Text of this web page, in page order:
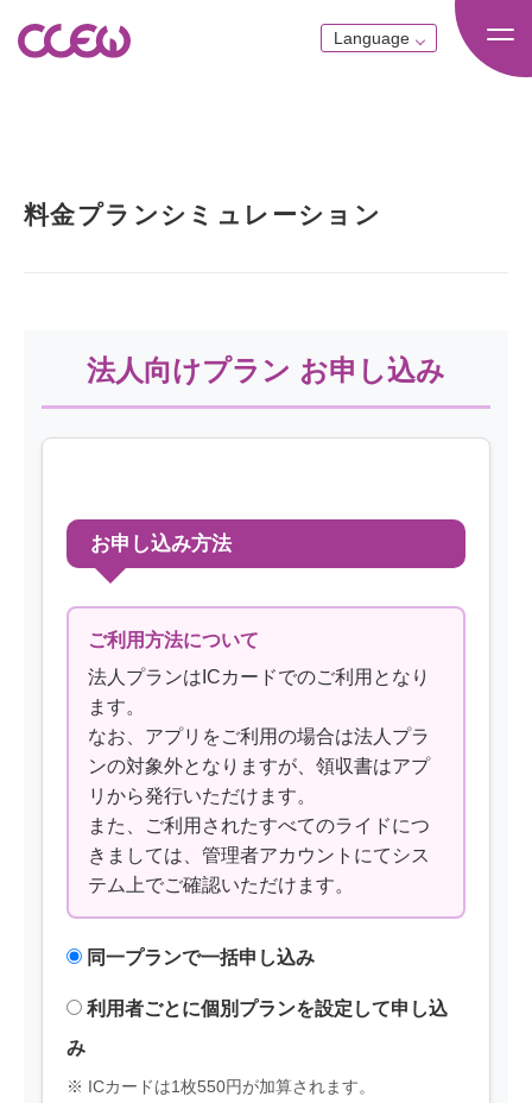
Language
料金プランシミュレーション
法人向けプラン お申し込み
お申し込み方法
ご利用方法について
法人プランはICカードでのご利用となり
ます。
なお、アプリをご利用の場合は法人プラ
ンの対象外となりますが、領収書はアプ
リから発行いただけます。
また、ご利用されたすべてのライドにつ
きましては、管理者アカウントにてシス
テム上でご確認いただけます。
同一プランで一括申し込み
利用者ごとに個別プランを設定して申し込
み
※ ICカードは1枚550円が加算されます。